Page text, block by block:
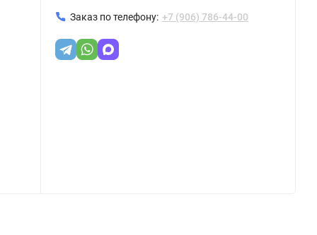
Заказ по телефону: +7 (906) 786-44-00